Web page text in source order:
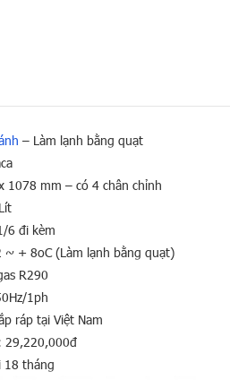
– Làm lạnh bằng quạt
1078 mm – có 4 chân chỉnh
6 đi kèm
+ 8oC (Làm lạnh bằng quạt)
R290
1ph
ráp tại Việt Nam
29,220,000đ
18 tháng